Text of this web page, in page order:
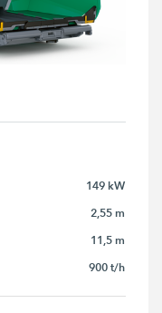
149 kW
2,55 m
11,5 m
900 t/h